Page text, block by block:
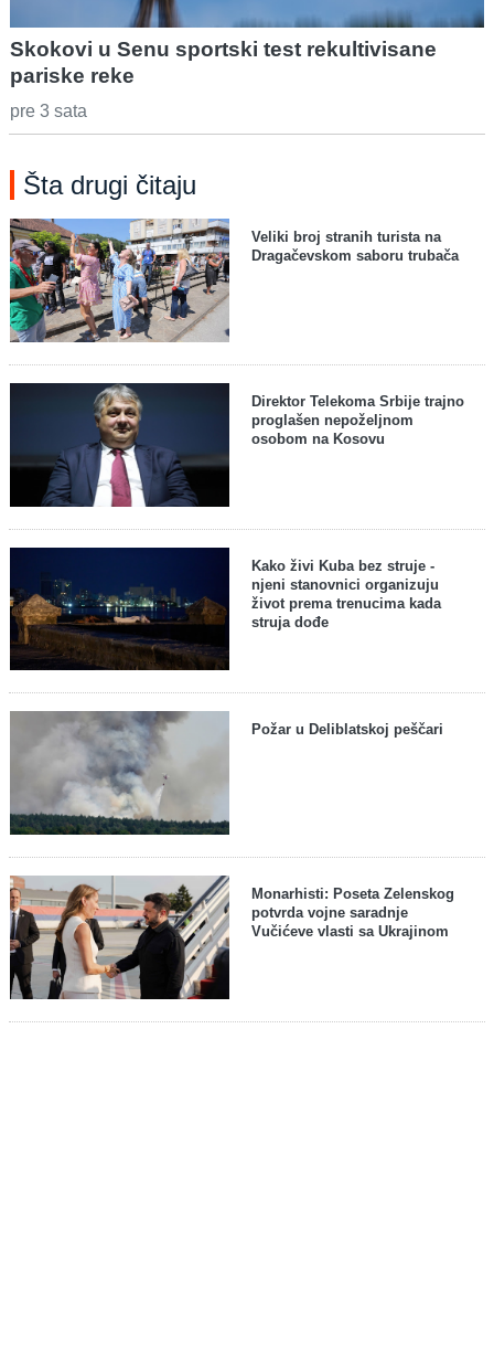
Skokovi u Senu sportski test rekultivisane
pariske reke
pre 3 sata
Šta drugi čitaju
Veliki broj stranih turista na
Dragačevskom saboru trubača
Direktor Telekoma Srbije trajno
proglašen nepoželjnom
osobom na Kosovu
Kako živi Kuba bez struje -
njeni stanovnici organizuju
život prema trenucima kada
struja dođe
Požar u Deliblatskoj peščari
Monarhisti: Poseta Zelenskog
potvrda vojne saradnje
Vučićeve vlasti sa Ukrajinom